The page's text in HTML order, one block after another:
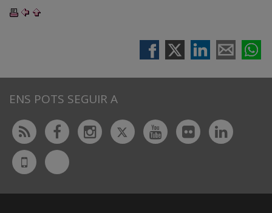
ENS POTS SEGUIR A
Rss FacebookInstagram
TwitterYoutubeFlickr
UdL
App
Bluesky